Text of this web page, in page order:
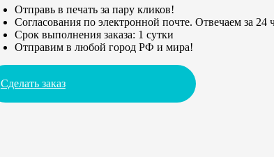
Отправь в печать за пару кликов!
Согласования по электронной почте. Отвечаем за 24
Срок выполнения заказа: 1 сутки
Отправим в любой город РФ и мира!
Сделать заказ